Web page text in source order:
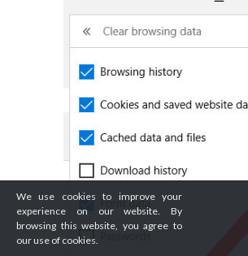
We use cookies to improve your
experience on our website. By
browsing this website, you agree to
our use of cookies.